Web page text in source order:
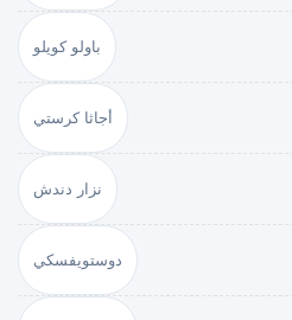
باولو كويلو
أجاثا كرستي
نزار دندش
دوستويفسكي